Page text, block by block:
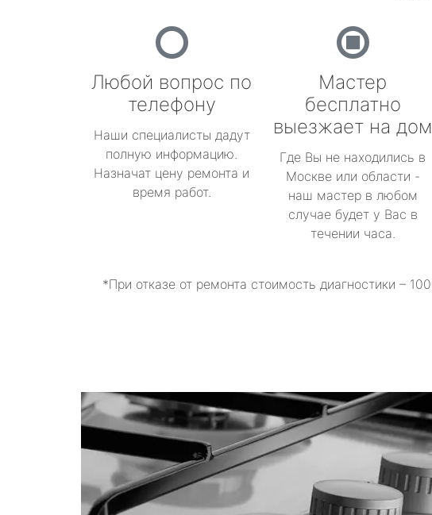
Любой вопрос по
телефону
Наши специалисты дадут
полную информацию.
Назначат цену ремонта и
время работ.
Мастер
бесплатно
выезжает на дом
Где Вы не находились в
Москве или области -
наш мастер в любом
случае будет у Вас в
течении часа.
*При отказе от ремонта стоимость диагностики –